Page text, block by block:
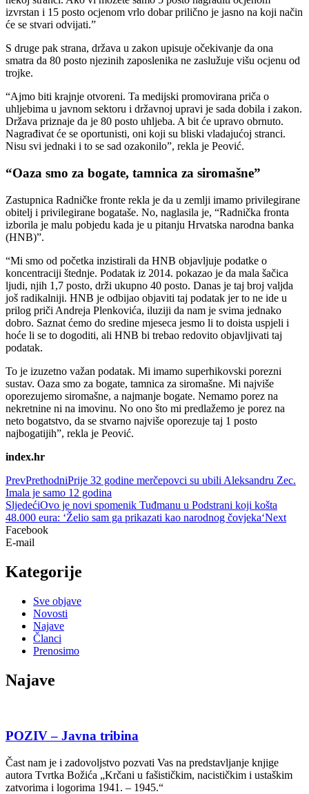
izvrstan i 15 posto ocjenom vrlo dobar prilično je jasno na koji način
će se stvari odvijati.”
S druge pak strana, država u zakon upisuje očekivanje da ona
smatra da 80 posto njezinih zaposlenika ne zaslužuje višu ocjenu od
trojke.
“Ajmo biti krajnje otvoreni. Ta medijski promovirana priča o
uhljebima u javnom sektoru i državnoj upravi je sada dobila i zakon.
Država priznaje da je 80 posto uhljeba. A bit će upravo obrnuto.
Nagrađivat će se oportunisti, oni koji su bliski vladajućoj stranci.
Nisu svi jednaki i to se sad ozakonilo”, rekla je Peović.
“Oaza smo za bogate, tamnica za siromašne”
Zastupnica Radničke fronte rekla je da u zemlji imamo privilegirane
obitelj i privilegirane bogataše. No, naglasila je, “Radnička fronta
izborila je malu pobjedu kada je u pitanju Hrvatska narodna banka
(HNB)”.
“Mi smo od početka inzistirali da HNB objavljuje podatke o
koncentraciji štednje. Podatak iz 2014. pokazao je da mala šačica
ljudi, njih 1,7 posto, drži ukupno 40 posto. Danas je taj broj valjda
još radikalniji. HNB je odbijao objaviti taj podatak jer to ne ide u
prilog priči Andreja Plenkovića, iluziji da nam je svima jednako
dobro. Saznat ćemo do sredine mjeseca jesmo li to doista uspjeli i
hoće li se to dogoditi, ali HNB bi trebao redovito objavljivati taj
podatak.
To je izuzetno važan podatak. Mi imamo superhikovski porezni
sustav. Oaza smo za bogate, tamnica za siromašne. Mi najviše
oporezujemo siromašne, a najmanje bogate. Nemamo porez na
nekretnine ni na imovinu. No ono što mi predlažemo je porez na
neto bogatstvo, da se stvarno najviše oporezuje taj 1 posto
najbogatijih”, rekla je Peović.
index.hr
PrevPrethodniPrije 32 godine merčepovci su ubili Aleksandru Zec.
Imala je samo 12 godina
SljedećiOvo je novi spomenik Tuđmanu u Podstrani koji košta
48.000 eura: ‘Želio sam ga prikazati kao narodnog čovjeka‘Next
Facebook
E-mail
Kategorije
Sve objave
Novosti
Najave
Članci
Prenosimo
Najave
POZIV – Javna tribina
Čast nam je i zadovoljstvo pozvati Vas na predstavljanje knjige
autora Tvrtka Božića „Krčani u fašističkim, nacističkim i ustaškim
zatvorima i logorima 1941. – 1945.“